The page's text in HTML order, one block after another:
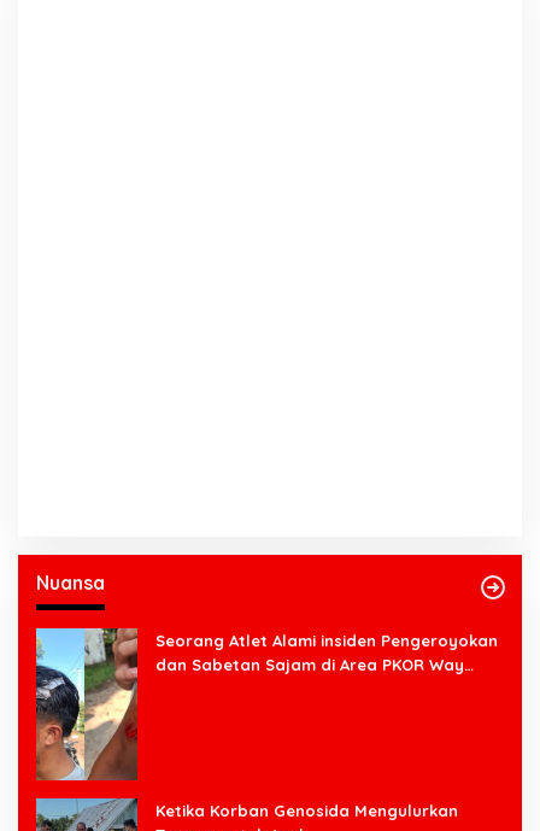
Nuansa
Seorang Atlet Alami insiden Pengeroyokan
dan Sabetan Sajam di Area PKOR Way
Ketika Korban Genosida Mengulurkan